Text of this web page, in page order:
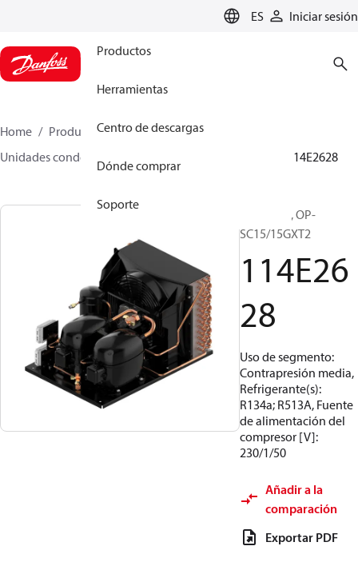
ES Iniciar sesión
Productos
Herramientas
Centro de descargas
Dónde comprar
Soporte
Home Productos
Climate Solutions for cooling
Unidades condensadoras
114E2628
Optyma™, OP-
SC15/15GXT2
114E26
28
Uso de segmento:
Contrapresión media,
Refrigerante(s):
R134a; R513A, Fuente
de alimentación del
compresor [V]:
230/1/50
Añadir a la
comparación
Exportar PDF